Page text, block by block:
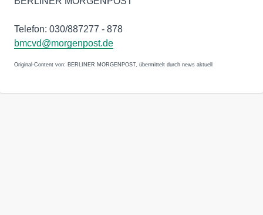
Telefon: 030/887277 - 878
bmcvd@morgenpost.de
Original-Content von: BERLINER MORGENPOST, übermittelt durch news aktuell